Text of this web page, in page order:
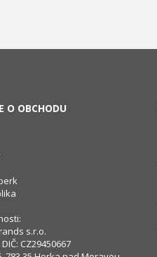
O OBCHODU
s.r.o.
CZ29450667